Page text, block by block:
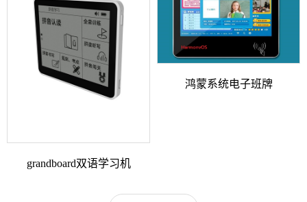
grandboard双语学习机
鸿蒙系统电子班牌